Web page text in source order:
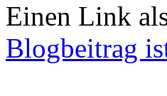
Einen Link
Blogbeitrag